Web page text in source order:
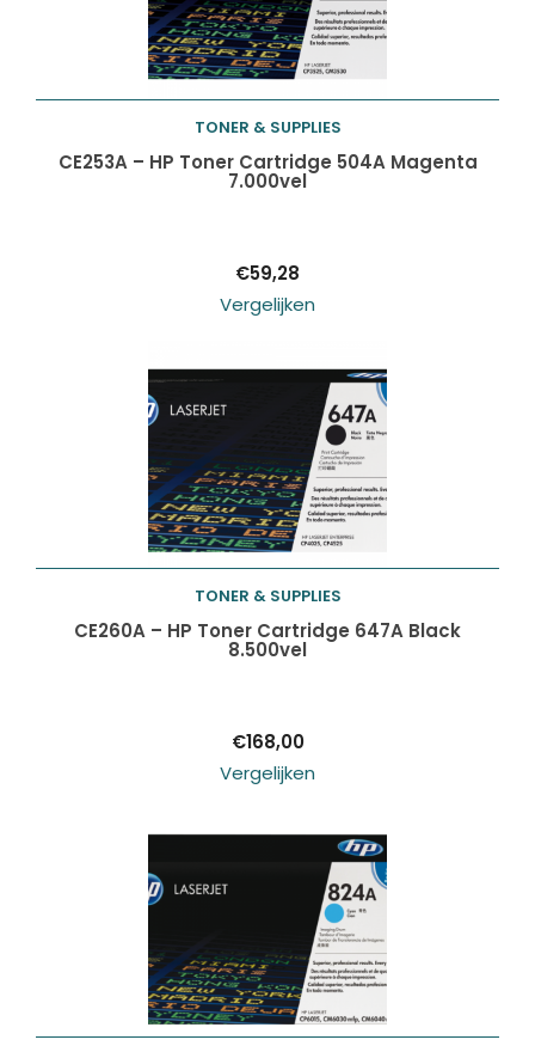
Toevoegen aan
TONER & SUPPLIES
CE253A – HP Toner Cartridge 504A Magenta
7.000vel
€59,28
Vergelijken
Toevoegen aan
TONER & SUPPLIES
CE260A – HP Toner Cartridge 647A Black
8.500vel
€168,00
Vergelijken